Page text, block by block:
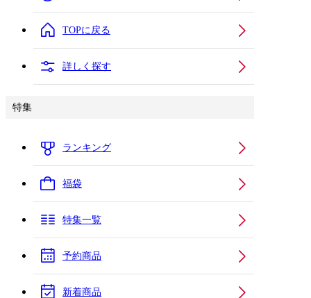
TOPに戻る
詳しく探す
特集
ランキング
福袋
特集一覧
予約商品
新着商品